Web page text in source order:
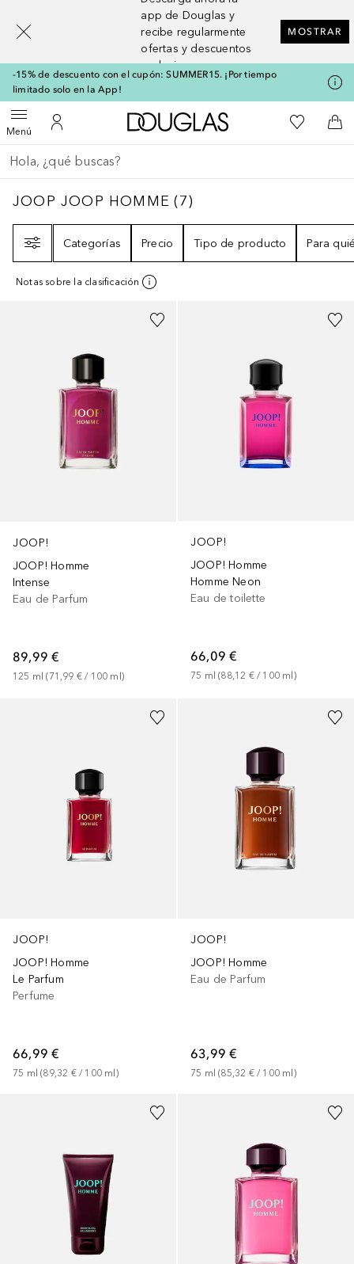
app de Douglas y
recibe regularmente
ofertas y descuentos
exclusivos
MOSTRAR
-15% de descuento con el cupón: SUMMER15. ¡Por tiempo
limitado solo en la App!
MenúAbrir menúMi cuenta
A Douglas HomeMi lista de
A
Regresar
Ejecutar búsqueda
JOOP JOOP HOMME7
JOOP JOOP HOMME (7)
Categorías
Precio Tipo de producto Para
Notas sobre la clasificación
JOOP!
JOOP! Homme
Intense
Eau de Parfum
89,99 €
125 ml (71,99 € / 100 ml )
JOOP!
JOOP! Homme
Homme Neon
Eau de toilette
66,09 €
75 ml (88,12 € / 100 ml )
JOOP!
JOOP! Homme
Le Parfum
Perfume
66,99 €
75 ml (89,32 € / 100 ml )
JOOP!
JOOP! Homme
Eau de Parfum
63,99 €
75 ml (85,32 € / 100 ml )
[navigation.slideout.screenreader]